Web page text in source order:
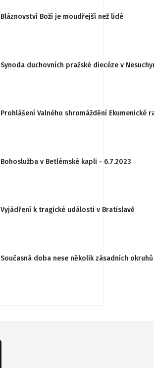
Bláznovství Boží je moudřejší než lidé
Synoda duchovních pražské diecéze v
Prohlášení Valného shromáždění
Bohoslužba v Betlémské kapli - 6.7.2023
Vyjádření k tragické události v Bratislavě
Současná doba nese několik zásadních